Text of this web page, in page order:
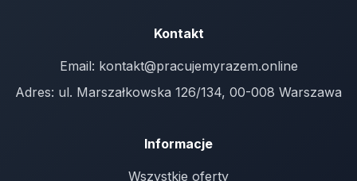
Kontakt
Email: kontakt@pracujemyrazem.online
Adres: ul. Marszałkowska 126/134, 00-008 Warszawa
Informacje
Wszystkie oferty